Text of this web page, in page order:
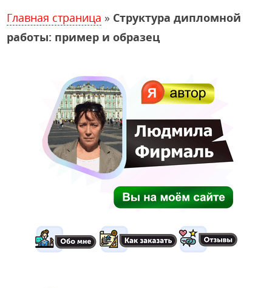
Главная страница » Структура дипломной
работы: пример и образец